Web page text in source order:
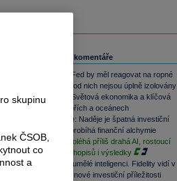
Související komentáře
Víkendář: Fed by měl reagovat na ropné
šoky, USA od nich nejsou úplně izolovány
Víkendář: Světová ekonomika a klíčová
místa v mořích a oceánech
Perly týdne: Naděje je špatná investiční
strategie, probíhá finanční alchymie
Na akcie doléhá příliš drahá AI, rostoucí
výnosy dluhopisů i výsledky
Od ropy k umělé inteligenci. Fidelity vidí v
Asii rizika i nové investiční příležitosti
skupinu
ČSOB,
co
a